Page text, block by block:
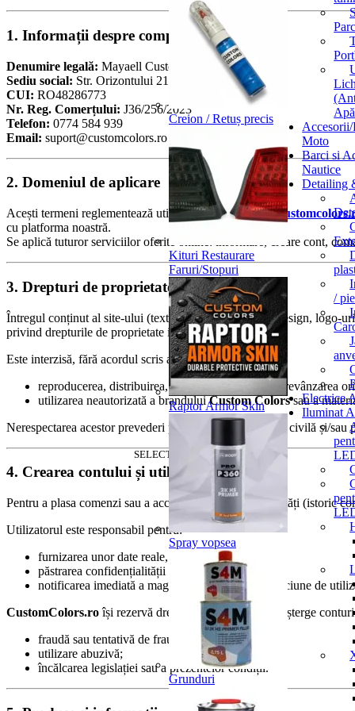
SELECTAȚI CATEGORIA
Accesorii/
Moto
Barci si
Nautice
Detailing
/
Electrice
Iluminat
Creion / Retuș precis
Kituri Restaurare
Faruri/Stopuri
Raptor Armor Skin
Spray vopsea
Grunduri
1. Informații despre companie
Denumire legală: Mayaell Custom SRL
Sediu social: Str. Orizontului 213, Tulcea, România
CUI: RO48286773
Nr. Reg. Comerțului: J36/256/2023
Telefon: 0774 584 939
Email: suport@customcolors.ro
2. Domeniul de aplicare
Acești termeni reglementează utilizarea site-ului
cu platforma noastră.
Se aplică tuturor serviciilor oferite online: informare, creare cont,
3. Drepturi de proprietate intelectuală
Întregul conținut al site-ului (texte, imagini, fotografii, design, logo-
privind drepturile de proprietate intelectuală.
Este interzisă, fără acordul scris al proprietarului:
reproducerea, distribuirea, copierea, modificarea, revânzarea
utilizarea neautorizată a branduluiCustom Colorssau a
Nerespectarea acestor prevederi poate atrage răspundere civilă și/sau
4. Crearea contului și utilizarea site-ului
Pentru a plasa comenzi sau a accesa anumite funcționalități (istoric
Utilizatorul este responsabil pentru:
furnizarea unor date reale, corecte și actualizate;
păstrarea confidențialității datelor de autentificare;
notificarea imediată a magazinului în caz de suspiciune de
CustomColors.roîși rezervă dreptul de a suspenda sau șterge
fraudă sau tentativă de fraudă;
utilizare abuzivă;
încălcarea legislației sau a prezentelor condiții.